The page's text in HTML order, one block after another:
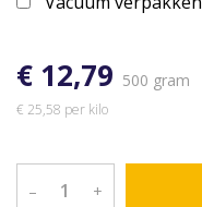
€ 12,79 500 gram
€ 25,58 per kilo
– +